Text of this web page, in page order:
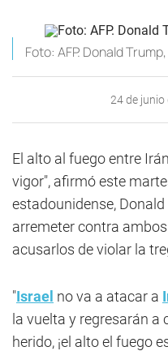
Foto: AFP. Donald
24 de
El alto al fuego entre
vigor", afirmó este
estadounidense,
arremeter contra
acusarlos de violar la
"Israel no va a atacar a
la vuelta y regresarán a
herido, ¡el alto el fuego